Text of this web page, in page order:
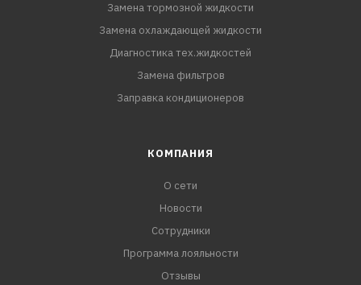
Замена тормозной жидкости
Замена охлаждающей жидкости
Диагностика тех.жидкостей
Замена фильтров
Заправка кондиционеров
КОМПАНИЯ
О сети
Новости
Сотрудники
Программа лояльности
Отзывы